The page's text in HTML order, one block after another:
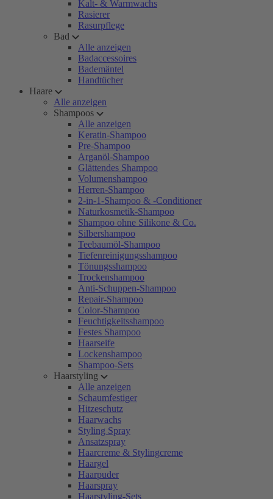
Kalt- & Warmwachs
Rasierer
Rasurpflege
Bad
Alle anzeigen
Badaccessoires
Bademäntel
Handtücher
Haare
Alle anzeigen
Shampoos
Alle anzeigen
Keratin-Shampoo
Pre-Shampoo
Arganöl-Shampoo
Glättendes Shampoo
Volumenshampoo
Herren-Shampoo
2-in-1-Shampoo & -Conditioner
Naturkosmetik-Shampoo
Shampoo ohne Silikone & Co.
Silbershampoo
Teebaumöl-Shampoo
Tiefenreinigungsshampoo
Tönungsshampoo
Trockenshampoo
Anti-Schuppen-Shampoo
Repair-Shampoo
Color-Shampoo
Feuchtigkeitsshampoo
Festes Shampoo
Haarseife
Lockenshampoo
Shampoo-Sets
Haarstyling
Alle anzeigen
Schaumfestiger
Hitzeschutz
Haarwachs
Styling Spray
Ansatzspray
Haarcreme & Stylingcreme
Haargel
Haarpuder
Haarspray
Haarstyling-Sets